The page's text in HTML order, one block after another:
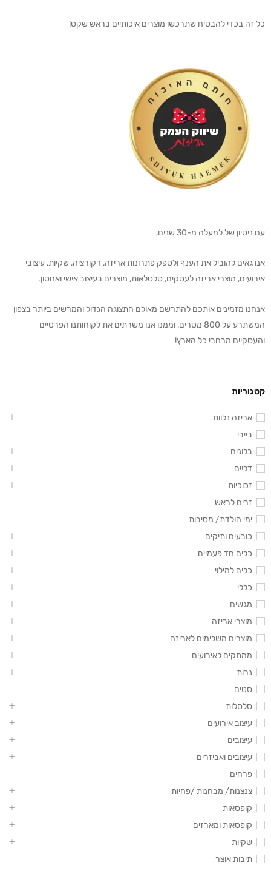
כל זה בכדי להבטיח שתרכשו מוצרים איכותיים בראש שקט!
עם ניסיון של למעלה מ-30 שנים,
אנו גאים להוביל את הענף ולספק פתרונות אריזה, דקורציה, שקיות, עיצובי
אירועים, מוצרי אריזה לעסקים, סלסלאות, מוצרים בעיצוב אישי ואחסון.
אנחנו מזמינים אותכם להתרשם מאולם התצוגה הגדול והמרשים ביותר בצפון
המשתרע על 800 מטרים, וממנו אנו משרתים את לקוחותנו הפרטיים
והעסקיים מרחבי כל הארץ!
קטגוריות
אריזה נלוות
בייבי
בלונים
דליים
זכוכיות
זרים לראש
ימי הולדת/ מסיבות
כובעים ותיקים
כלים חד פעמיים
כלים למילוי
כללי
מגשים
מוצרי אריזה
מוצרים משלימים לאריזה
ממתקים לאירועים
נרות
סטים
סלסלות
עיצוב אירועים
עיצובים
עיצובים ואביזרים
פרחים
צנצנות/ מבחנות /פחיות
קופסאות
קופסאות ומארזים
שקיות
תיבות אוצר